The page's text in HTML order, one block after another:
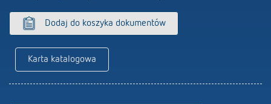
Dodaj do koszyka dokumentów
Karta katalogowa